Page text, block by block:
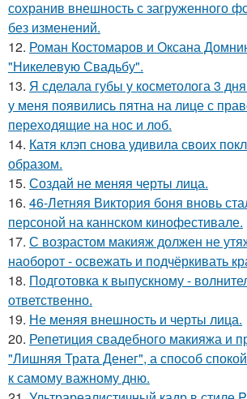
сохранив внешность с загруженного
без изменений.
12. Роман Костомаров и Оксана
"Никелевую Свадьбу".
13. Я сделала губы у косметолога 3
у меня появились пятна на лице с
переходящие на нос и лоб.
14. Катя клэп снова удивила своих
образом.
15. Создай не меняя черты лица.
16. 46-Летняя Виктория боня вновь
персоной на каннском кинофестивале.
17. С возрастом макияж должен не
наоборот - освежать и подчёркивать
18. Подготовка к выпускному -
ответственно.
19. Не меняя внешность и черты лица.
20. Репетиция свадебного макияжа и
"Лишняя Трата Денег", а способ
к самому важному дню.